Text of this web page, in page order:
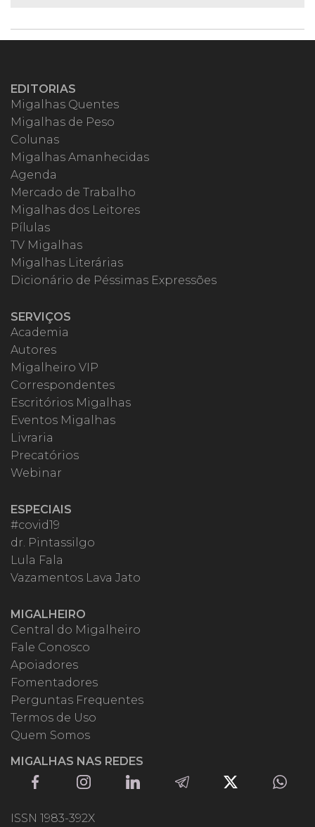
EDITORIAS
Migalhas Quentes
Migalhas de Peso
Colunas
Migalhas Amanhecidas
Agenda
Mercado de Trabalho
Migalhas dos Leitores
Pílulas
TV Migalhas
Migalhas Literárias
Dicionário de Péssimas Expressões
SERVIÇOS
Academia
Autores
Migalheiro VIP
Correspondentes
Escritórios Migalhas
Eventos Migalhas
Livraria
Precatórios
Webinar
ESPECIAIS
#covid19
dr. Pintassilgo
Lula Fala
Vazamentos Lava Jato
MIGALHEIRO
Central do Migalheiro
Fale Conosco
Apoiadores
Fomentadores
Perguntas Frequentes
Termos de Uso
Quem Somos
MIGALHAS NAS REDES
ISSN 1983-392X